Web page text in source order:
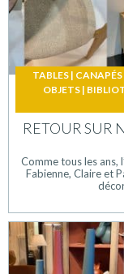
TABLES |
OBJETS |
RETOUR SUR
Comme tous les ans,
Fabienne, Claire et